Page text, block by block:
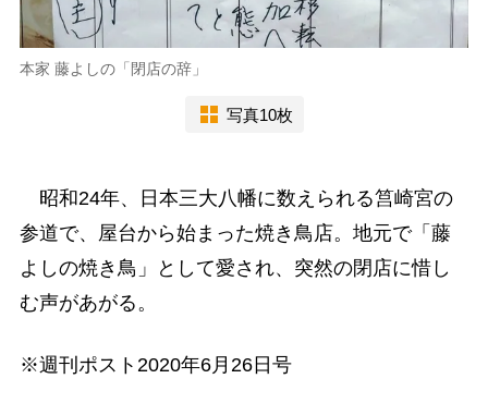
本家 藤よしの「閉店の辞」
写真10枚
昭和24年、日本三大八幡に数えられる筥崎宮の
参道で、屋台から始まった焼き鳥店。地元で「藤
よしの焼き鳥」として愛され、突然の閉店に惜し
む声があがる。
※週刊ポスト2020年6月26日号